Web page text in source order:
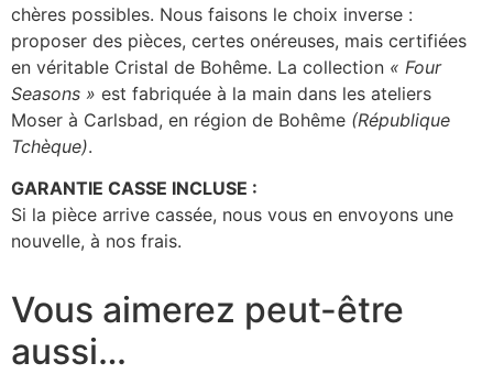
chères possibles. Nous faisons le choix inverse :
proposer des pièces, certes onéreuses, mais certifiées
en véritable Cristal de Bohême. La collection « Four
Seasons » est fabriquée à la main dans les ateliers
Moser à Carlsbad, en région de Bohême (République
Tchèque).
GARANTIE CASSE INCLUSE :
Si la pièce arrive cassée, nous vous en envoyons une
nouvelle, à nos frais.
Vous aimerez peut-être
aussi…